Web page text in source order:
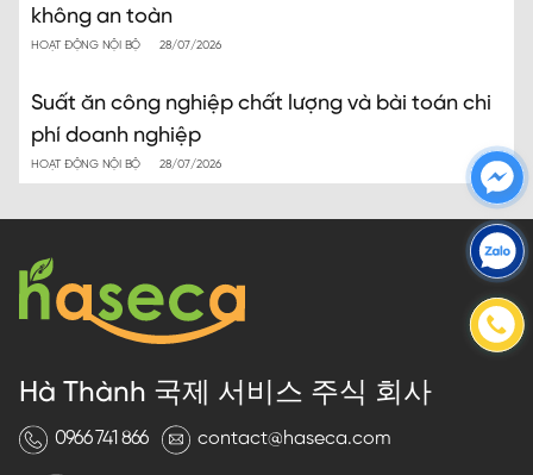
không an toàn
HOẠT ĐỘNG NỘI BỘ 28/07/2026
Suất ăn công nghiệp chất lượng và bài toán chi
phí doanh nghiệp
HOẠT ĐỘNG NỘI BỘ 28/07/2026
Hà Thành 국제 서비스 주식 회사
0966 741 866 contact@haseca.com